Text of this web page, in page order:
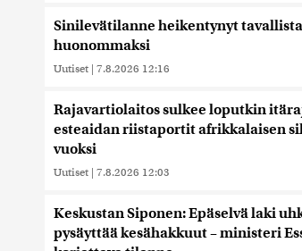
Sinilevätilanne heikentynyt tavallista
huonommaksi
Uutiset | 7.8.2026 12:16
Rajavartiolaitos sulkee loputkin
esteaidan riistaportit afrikkalaisen
vuoksi
Uutiset | 7.8.2026 12:03
Keskustan Siponen: Epäselvä laki
pysäyttää kesähakkuut – ministeri